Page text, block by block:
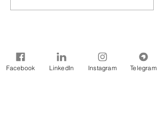
Facebook LinkedIn Instagram Telegram